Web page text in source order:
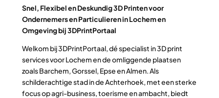
Snel, Flexibel en Deskundig 3D Printen voor
Ondernemers en Particulieren in Lochem en
Omgeving bij 3DPrintPortaal
Welkom bij 3DPrintPortaal, dé specialist in 3D print
services voor Lochem en de omliggende plaatsen
zoals Barchem, Gorssel, Epse en Almen. Als
schilderachtige stad in de Achterhoek, met een sterke
focus op agri-business, toerisme en ambacht, biedt